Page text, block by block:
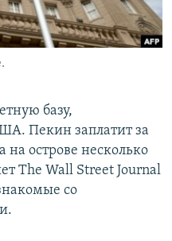
базу,
Пекин заплатит за
на острове несколько
The Wall Street Journal
со